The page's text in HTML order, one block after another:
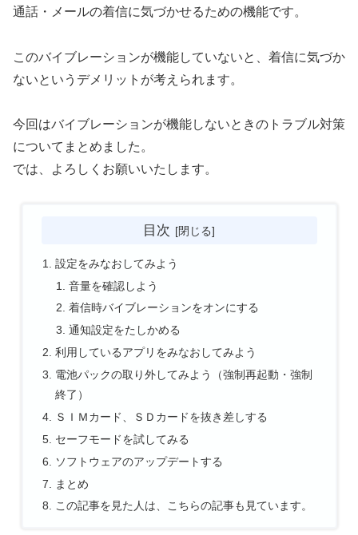
通話・メールの着信に気づかせるための機能です。
このバイブレーションが機能していないと、着信に気づか
ないというデメリットが考えられます。
今回はバイブレーションが機能しないときのトラブル対策
についてまとめました。
では、よろしくお願いいたします。
目次
設定をみなおしてみよう
音量を確認しよう
着信時バイブレーションをオンにする
通知設定をたしかめる
利用しているアプリをみなおしてみよう
電池パックの取り外してみよう（強制再起動・強制
終了）
ＳＩＭカード、ＳＤカードを抜き差しする
セーフモードを試してみる
ソフトウェアのアップデートする
まとめ
この記事を見た人は、こちらの記事も見ています。